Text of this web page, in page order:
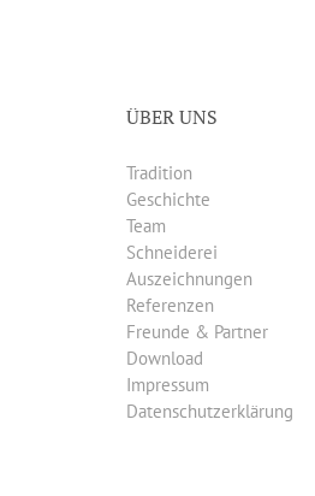
ÜBER UNS
Tradition
Geschichte
Team
Schneiderei
Auszeichnungen
Referenzen
Freunde & Partner
Download
Impressum
Datenschutzerklärung